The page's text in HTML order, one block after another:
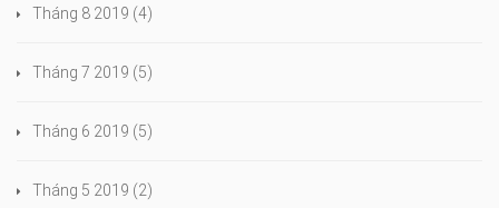
Tháng 8 2019 (4)
Tháng 7 2019 (5)
Tháng 6 2019 (5)
Tháng 5 2019 (2)